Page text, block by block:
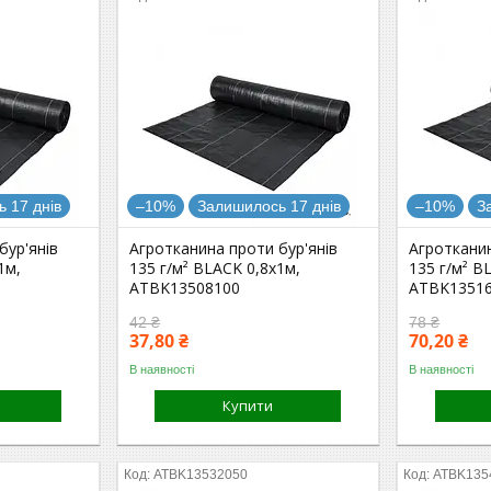
17 днів –10% Залишилось 17 днів
Агротканина проти бур'янів
135 г/м² BLACK 0,8х1м,
ATBK13508100
42 ₴
37,80 ₴
В наявності
Купити
–10%
135 г/м²
78 ₴
70,20 ₴
В наявності
ATBK13532050